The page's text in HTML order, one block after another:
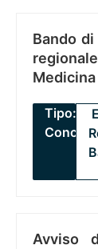
Bando di
Tipo:
Avviso